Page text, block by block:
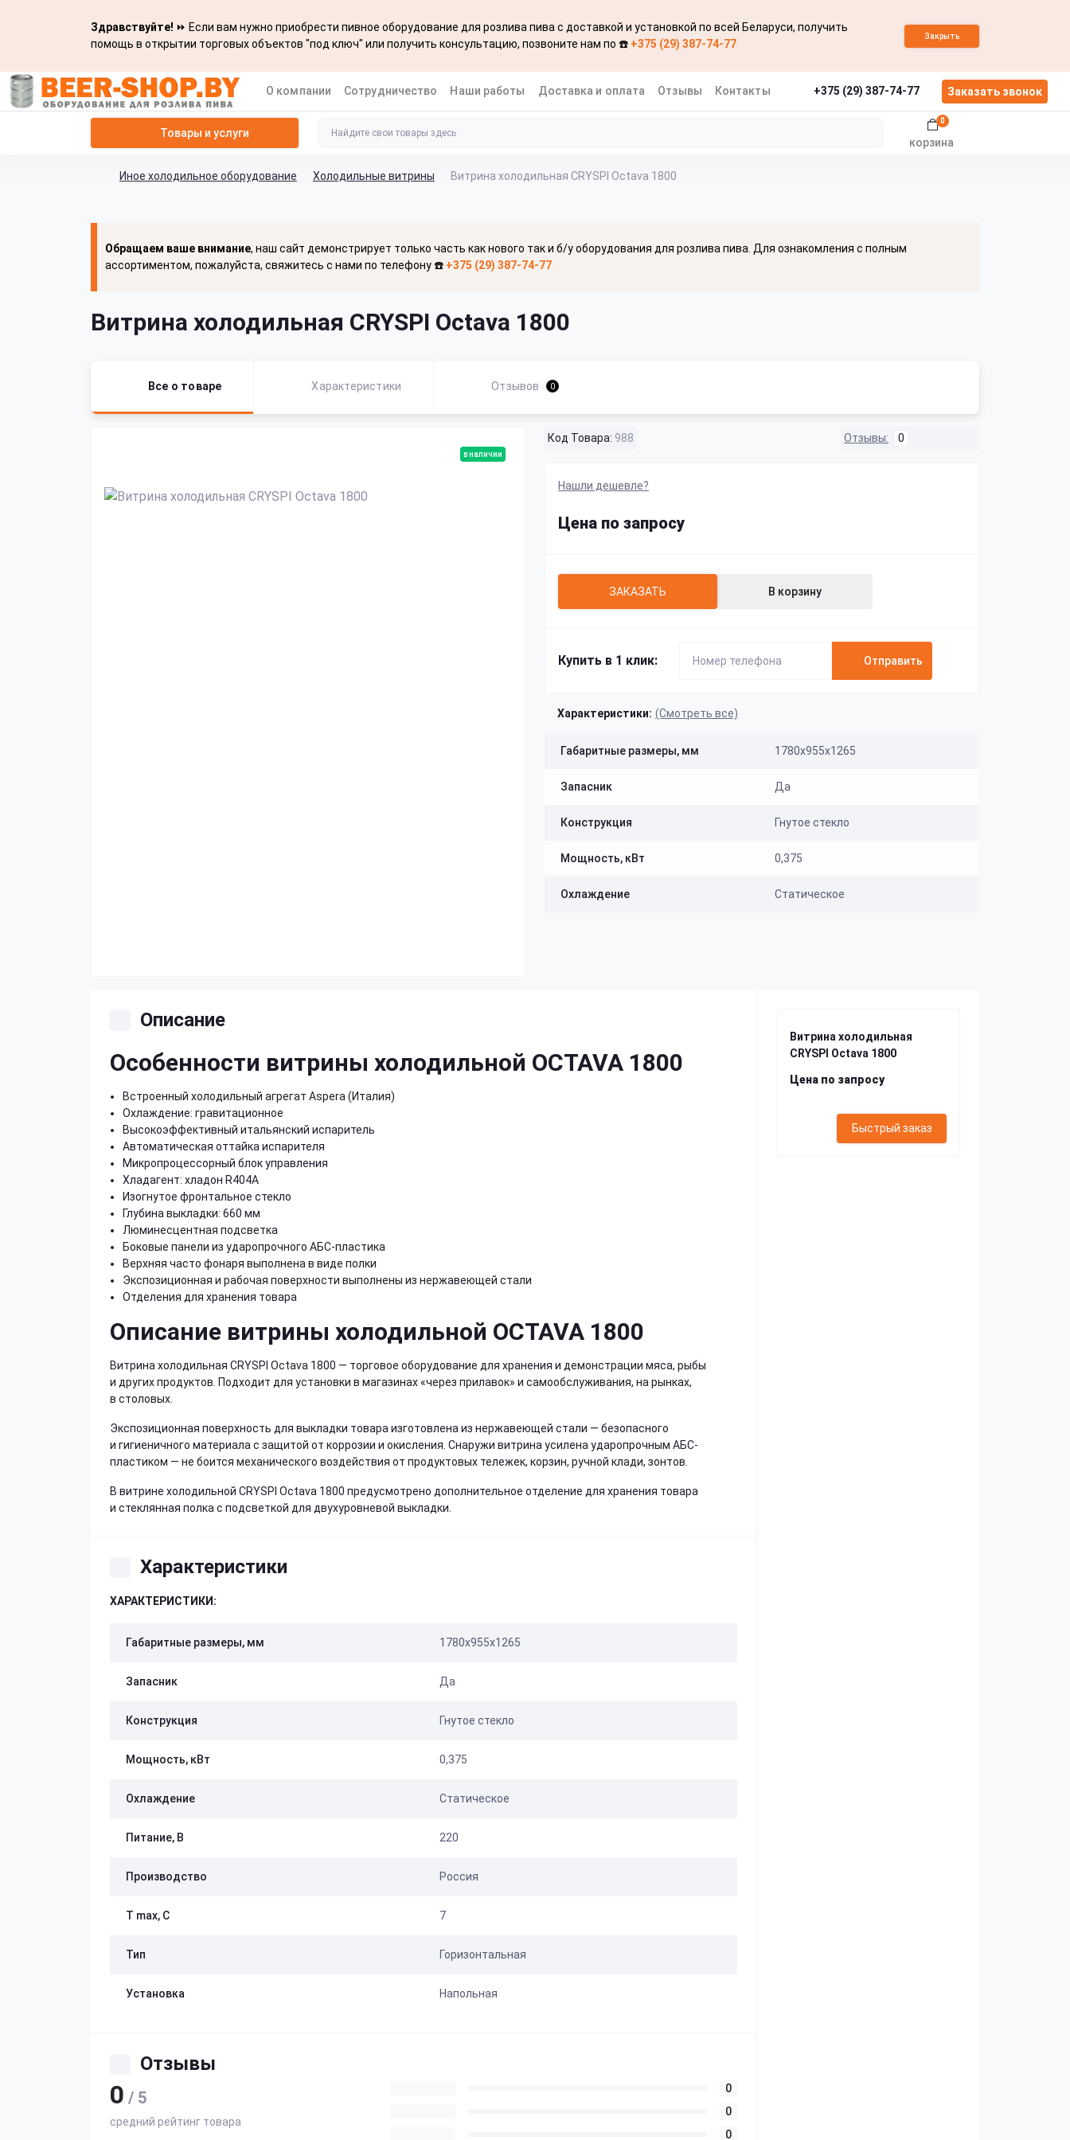
Здравствуйте! ⏩ Если вам нужно приобрести пивное оборудование для розлива пива с доставкой и установкой по всей Беларуси, получить
помощь в открытии торговых объектов "под ключ" или получить консультацию, позвоните нам по ☎️ +375 (29) 387-74-77
Закрыть
О компании Сотрудничество Наши работы Доставка и оплата Отзывы Контакты +375 (29) 387-74-77 Заказать звонок
Товары и услуги
корзина
0
Иное холодильное оборудование Холодильные витрины Витрина холодильная CRYSPI Octava 1800
Обращаем ваше внимание, наш сайт демонстрирует только часть как нового так и б/у оборудования для розлива пива. Для ознакомления с полным
ассортиментом, пожалуйста, свяжитесь с нами по телефону ☎️ +375 (29) 387-74-77
Витрина холодильная CRYSPI Octava 1800
Все о товаре Характеристики Отзывов 0
в наличии
Код Товара: 988 Отзывы: 0
Нашли дешевле?
Цена по запросу
ЗАКАЗАТЬ В корзину
Купить в 1 клик: Отправить
Характеристики: (Смотреть все)
Габаритные размеры, мм 1780х955х1265
Запасник Да
Конструкция Гнутое стекло
Мощность, кВт 0,375
Охлаждение Статическое
Описание
Особенности витрины холодильной OCTAVA 1800
Встроенный холодильный агрегат Aspera (Италия)
Охлаждение: гравитационное
Высокоэффективный итальянский испаритель
Автоматическая оттайка испарителя
Микропроцессорный блок управления
Хладагент: хладон R404А
Изогнутое фронтальное стекло
Глубина выкладки: 660 мм
Люминесцентная подсветка
Боковые панели из ударопрочного АБС-пластика
Верхняя часто фонаря выполнена в виде полки
Экспозиционная и рабочая поверхности выполнены из нержавеющей стали
Отделения для хранения товара
Описание витрины холодильной OCTAVA 1800
Витрина холодильная CRYSPI Octava 1800 — торговое оборудование для хранения и демонстрации мяса, рыбы
и других продуктов. Подходит для установки в магазинах «через прилавок» и самообслуживания, на рынках,
в столовых.
Экспозиционная поверхность для выкладки товара изготовлена из нержавеющей стали — безопасного
и гигиеничного материала с защитой от коррозии и окисления. Снаружи витрина усилена ударопрочным АБС-
пластиком — не боится механического воздействия от продуктовых тележек, корзин, ручной клади, зонтов.
В витрине холодильной CRYSPI Octava 1800 предусмотрено дополнительное отделение для хранения товара
и стеклянная полка с подсветкой для двухуровневой выкладки.
Характеристики
ХАРАКТЕРИСТИКИ:
Габаритные размеры, мм 1780х955х1265
Запасник Да
Конструкция Гнутое стекло
Мощность, кВт 0,375
Охлаждение Статическое
Питание, В 220
Производство Россия
Т max, С 7
Тип Горизонтальная
Установка Напольная
Отзывы
0 / 5
средний рейтинг товара
0
0
0
Витрина холодильная
CRYSPI Octava 1800
Цена по запросу
Быстрый заказ